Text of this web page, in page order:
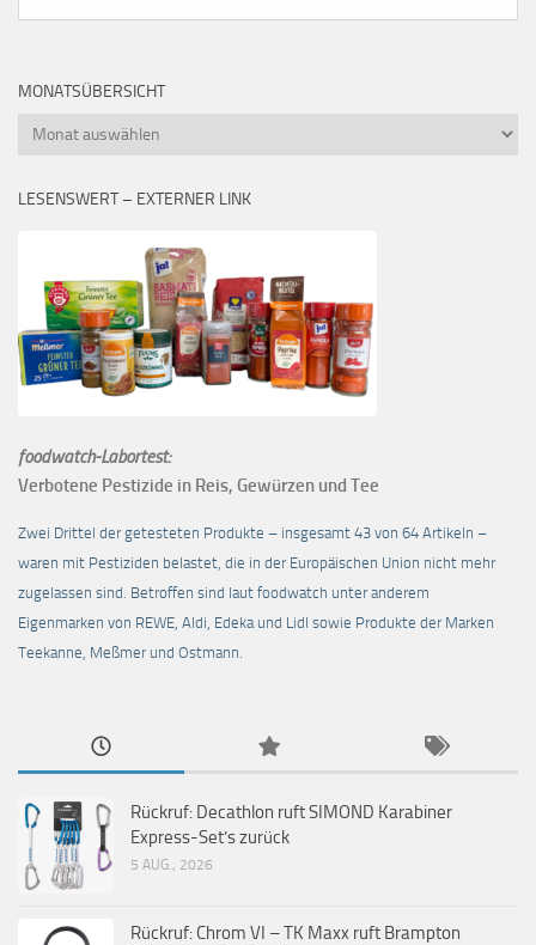
MONATSÜBERSICHT
Monatsübersicht
LESENSWERT – EXTERNER LINK
foodwatch-Labortest:
Verbotene Pestizide in Reis, Gewürzen und Tee
Zwei Drittel der getesteten Produkte – insgesamt 43 von 64 Artikeln –
waren mit Pestiziden belastet, die in der Europäischen Union nicht mehr
zugelassen sind. Betroffen sind laut foodwatch unter anderem
Eigenmarken von REWE, Aldi, Edeka und Lidl sowie Produkte der Marken
Teekanne, Meßmer und Ostmann.
Rückruf: Decathlon ruft SIMOND Karabiner
Express-Set’s zurück
5 AUG., 2026
Rückruf: Chrom VI – TK Maxx ruft Brampton